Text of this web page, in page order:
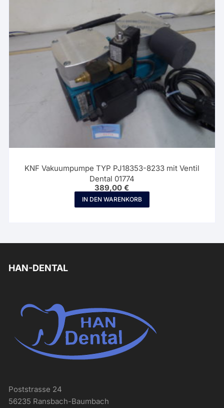
KNF Vakuumpumpe TYP PJ18353-8233 mit Ventil
Dental 01774
389,00€
IN DEN WARENKORB
HAN-DENTAL
Poststrasse 24
56235 Ransbach-Baumbach